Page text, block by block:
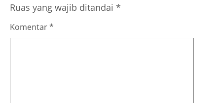
Ruas yang wajib ditandai *
Komentar*